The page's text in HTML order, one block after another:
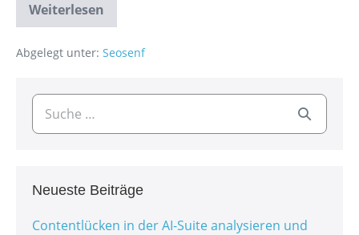
Weiterlesen
Abgelegt unter: Seosenf
Neueste Beiträge
Contentlücken in der AI-Suite analysieren und